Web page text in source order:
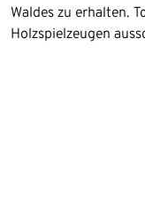
Waldes zu erhalten.
Holzspielzeugen